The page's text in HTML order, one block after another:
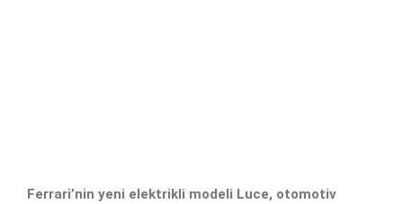
Ferrari’nin yeni elektrikli modeli Luce, otomotiv